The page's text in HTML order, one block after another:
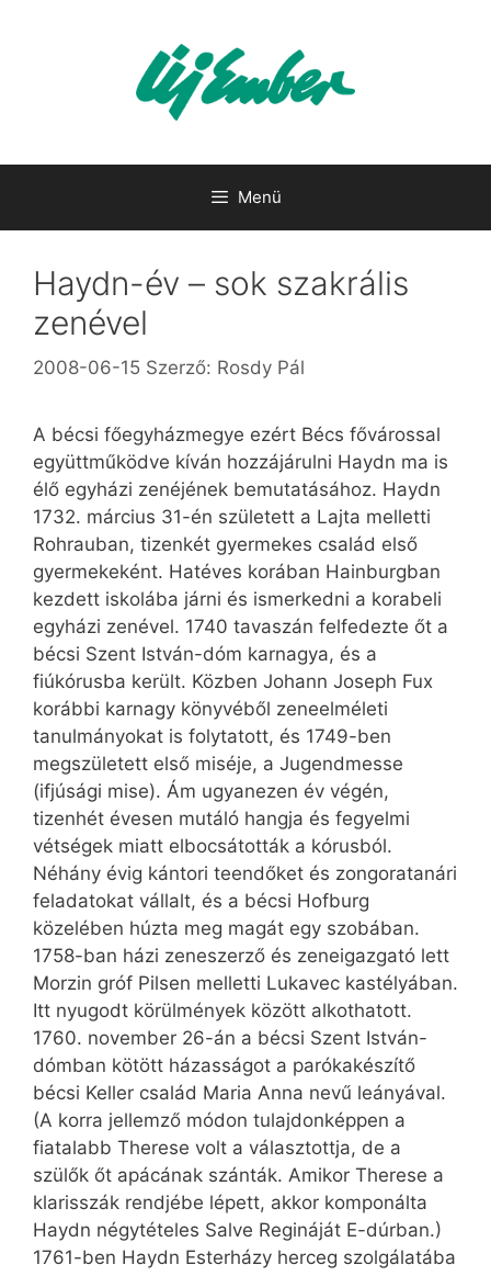
Menü
Haydn-év – sok szakrális
zenével
2008-06-15 Szerző: Rosdy Pál
A bécsi főegyházmegye ezért Bécs fővárossal
együttműködve kíván hozzájárulni Haydn ma is
élő egyházi zenéjének bemutatásához. Haydn
1732. március 31-én született a Lajta melletti
Rohrauban, tizenkét gyermekes család első
gyermekeként. Hatéves korában Hainburgban
kezdett iskolába járni és ismerkedni a korabeli
egyházi zenével. 1740 tavaszán felfedezte őt a
bécsi Szent István-dóm karnagya, és a
fiúkórusba került. Közben Johann Joseph Fux
korábbi karnagy könyvéből zeneelméleti
tanulmányokat is folytatott, és 1749-ben
megszületett első miséje, a Jugendmesse
(ifjúsági mise). Ám ugyanezen év végén,
tizenhét évesen mutáló hangja és fegyelmi
vétségek miatt elbocsátották a kórusból.
Néhány évig kántori teendőket és zongoratanári
feladatokat vállalt, és a bécsi Hofburg
közelében húzta meg magát egy szobában.
1758-ban házi zeneszerző és zeneigazgató lett
Morzin gróf Pilsen melletti Lukavec kastélyában.
Itt nyugodt körülmények között alkothatott.
1760. november 26-án a bécsi Szent István-
dómban kötött házasságot a parókakészítő
bécsi Keller család Maria Anna nevű leányával.
(A korra jellemző módon tulajdonképpen a
fiatalabb Therese volt a választottja, de a
szülők őt apácának szánták. Amikor Therese a
klarisszák rendjébe lépett, akkor komponálta
Haydn négytételes Salve Regináját E-dúrban.)
1761-ben Haydn Esterházy herceg szolgálatába